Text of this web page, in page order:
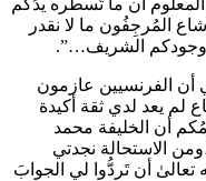
أن ما تُسطِّره يدُكم
المُرجِفُون ما لا نقدر
الشريف…”.
أن الفرنسيين عازمون
لم يعد لدي ثقة أكيدة
أن الخليفة محمد
الاستحالة نجدتي
أن تَردُّوا لي الجوابَ